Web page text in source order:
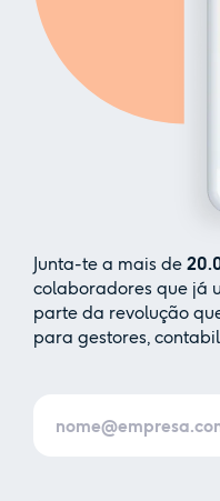
Junta-te a mais de
colaboradores que já
parte da revolução
para gestores,